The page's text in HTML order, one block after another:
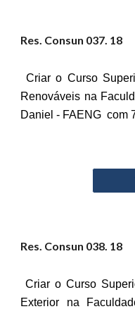
Res. Consun 037. 18
Criar o Curso
Renováveis na
Daniel - FAENG com
Res. Consun 038. 18
Criar o Curso
Exterior na